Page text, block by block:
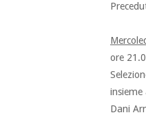
ore
insieme
Dani